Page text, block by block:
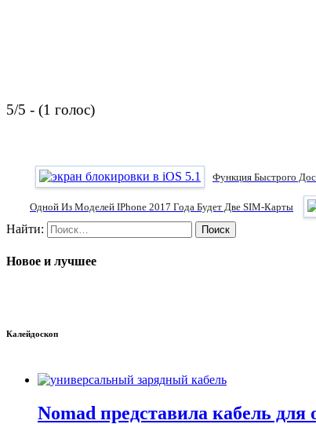
5/5 - (1 голос)
Функция Быстрого
Одной Из Моделей IPhone 2017 Года Будет Две SIM-Карты
Найти:
Новое и лучшее
Калейдоскоп
Nomad представила кабель